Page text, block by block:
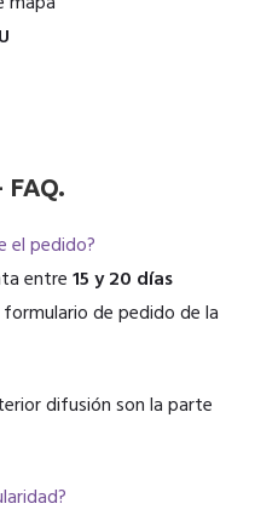
FAQ.
el pedido?
entre15 y 20 días
de pedido de la
difusión son la parte